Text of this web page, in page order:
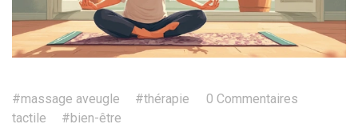
#massage aveugle
#thérapie
tactile
#bien-être
0 Commentaires